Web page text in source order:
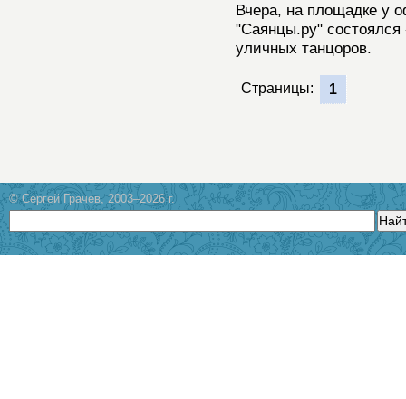
Вчера, на площадке у
"Саянцы.ру"
уличных танцоров.
Страницы: 1
© Сергей Грачев, 2003–2026 г.